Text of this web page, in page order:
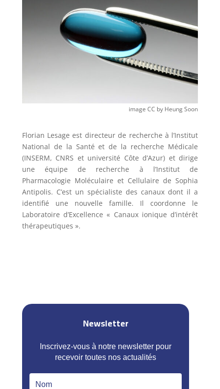
image CC by Heung Soon
Florian Lesage est directeur de recherche à l’Institut
National de la Santé et de la recherche Médicale
(INSERM, CNRS et université Côte d’Azur) et dirige
une équipe de recherche à l’Institut de
Pharmacologie Moléculaire et Cellulaire de Sophia
Antipolis. C’est un spécialiste des canaux dont il a
identifié une nouvelle famille. Il coordonne le
Laboratoire d’Excellence « Canaux ionique d’intérêt
thérapeutiques ».
Newsletter
Inscrivez-vous à notre newsletter pour
recevoir toutes nos actualités